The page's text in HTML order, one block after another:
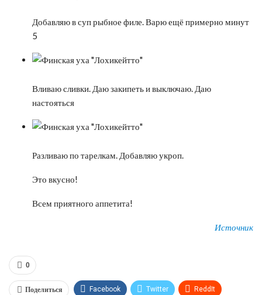
Добавляю в суп рыбное филе. Варю ещё примерно минут
5
Вливаю сливки. Даю закипеть и выключаю. Даю
настояться
Разливаю по тарелкам. Добавляю укроп.
Это вкусно!
Всем приятного аппетита!
Источник
0
Поделиться Facebook Twitter ReddIt